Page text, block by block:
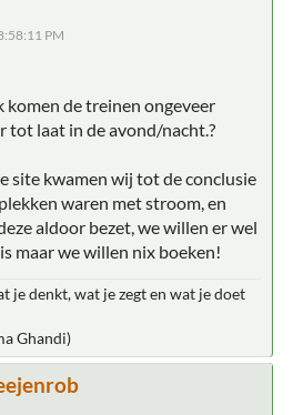
PM
komen de treinen ongeveer
tot laat in de avond/nacht.?
site kwamen wij tot de conclusie
waren met stroom, en
aldoor bezet, we willen er wel
maar we willen nix boeken!
je denkt, wat je zegt en wat je doet
Ghandi)